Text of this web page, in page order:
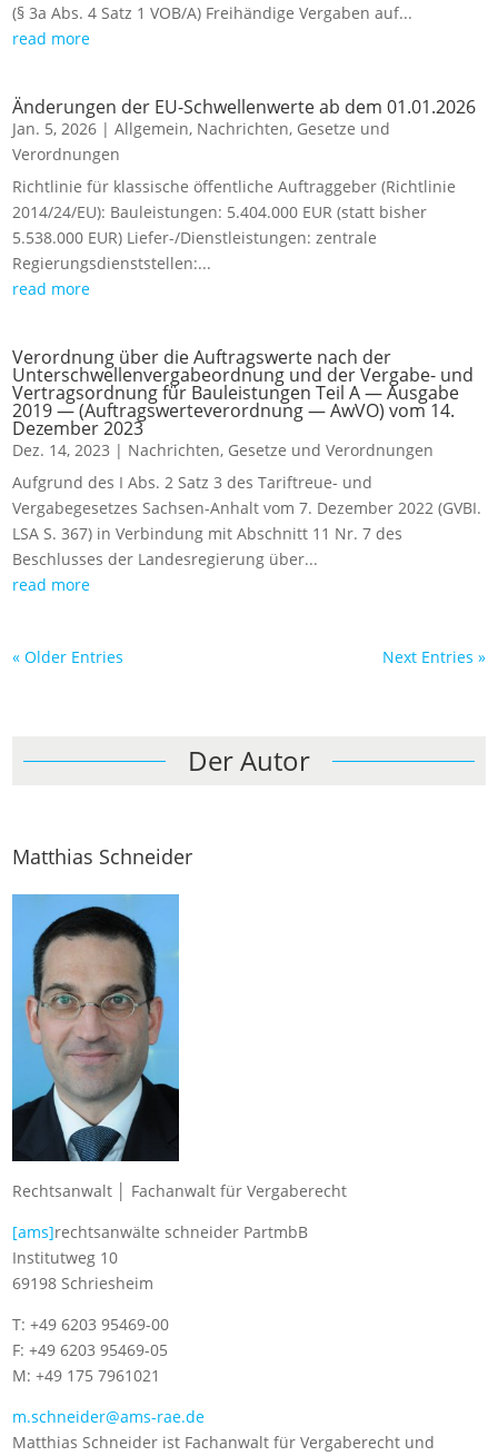
(§ 3a Abs. 4 Satz 1 VOB/A) Freihändige Vergaben auf...
read more
Änderungen der EU-Schwellenwerte ab dem 01.01.2026
Jan. 5, 2026 |Allgemein, Nachrichten, Gesetze und
Verordnungen
Richtlinie für klassische öffentliche Auftraggeber (Richtlinie
2014/24/EU): Bauleistungen: 5.404.000 EUR (statt bisher
5.538.000 EUR) Liefer-/Dienstleistungen: zentrale
Regierungsdienststellen:...
read more
Verordnung über die Auftragswerte nach der
Unterschwellenvergabeordnung und der Vergabe- und
Vertragsordnung für Bauleistungen Teil A — Ausgabe
2019 — (Auftragswerteverordnung — AwVO) vom 14.
Dezember 2023
Dez. 14, 2023 | Nachrichten, Gesetze und Verordnungen
Aufgrund des I Abs. 2 Satz 3 des Tariftreue- und
Vergabegesetzes Sachsen-Anhalt vom 7. Dezember 2022 (GVBI.
LSA S. 367) in Verbindung mit Abschnitt 11 Nr. 7 des
Beschlusses der Landesregierung über...
read more
« Older Entries Next Entries »
Der Autor
Matthias Schneider
Rechtsanwalt │ Fachanwalt für Vergaberecht
[ams]rechtsanwälte schneider PartmbB
Institutweg 10
69198 Schriesheim
T: +49 6203 95469-00
F: +49 6203 95469-05
M: +49 175 7961021
m.schneider@ams-rae.de
Matthias Schneider ist Fachanwalt für Vergaberecht und